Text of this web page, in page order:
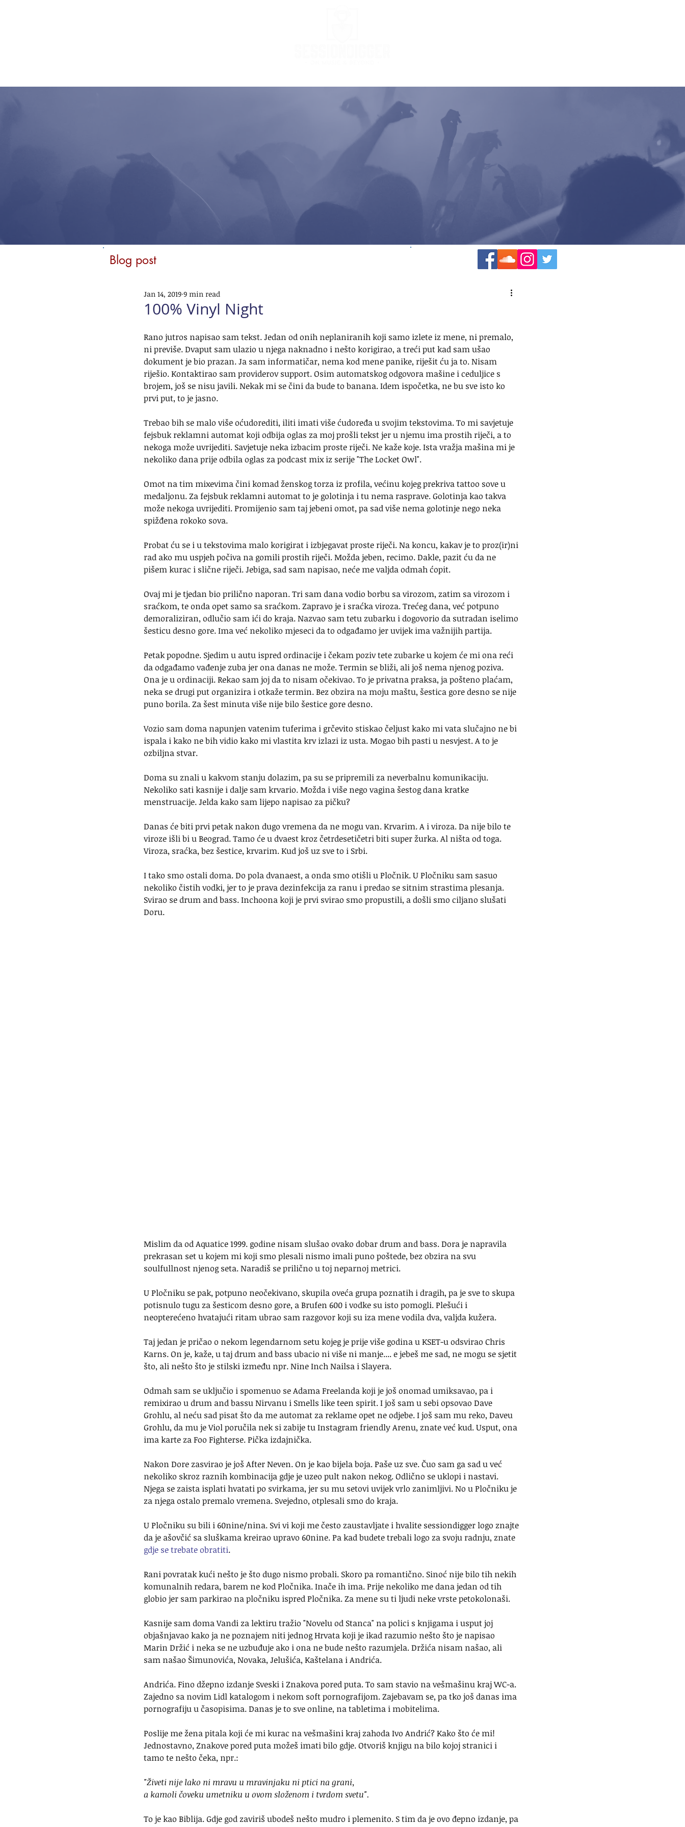
Blog post
100% Vinyl Night
Jan 14, 2019 9 min read
Rano jutros napisao sam tekst. Jedan od onih neplaniranih koji samo izlete iz mene, ni premalo,
ni previše. Dvaput sam ulazio u njega naknadno i nešto korigirao, a treći put kad sam ušao
dokument je bio prazan. Ja sam informatičar, nema kod mene panike, riješit ću ja to. Nisam
riješio. Kontaktirao sam providerov support. Osim automatskog odgovora mašine i ceduljice s
brojem, još se nisu javili. Nekak mi se čini da bude to banana. Idem ispočetka, ne bu sve isto ko
prvi put, to je jasno.
Trebao bih se malo više oćudorediti, iliti imati više ćudoređa u svojim tekstovima. To mi savjetuje
fejsbuk reklamni automat koji odbija oglas za moj prošli tekst jer u njemu ima prostih riječi, a to
nekoga može uvrijediti. Savjetuje neka izbacim proste riječi. Ne kaže koje. Ista vražja mašina mi je
nekoliko dana prije odbila oglas za podcast mix iz serije "The Locket Owl".
Omot na tim mixevima čini komad ženskog torza iz profila, većinu kojeg prekriva tattoo sove u
medaljonu. Za fejsbuk reklamni automat to je golotinja i tu nema rasprave. Golotinja kao takva
može nekoga uvrijediti. Promijenio sam taj jebeni omot, pa sad više nema golotinje nego neka
spižđena rokoko sova.
Probat ću se i u tekstovima malo korigirat i izbjegavat proste riječi. Na koncu, kakav je to proz(ir)ni
rad ako mu uspjeh počiva na gomili prostih riječi. Možda jeben, recimo. Dakle, pazit ću da ne
pišem kurac i slične riječi. Jebiga, sad sam napisao, neće me valjda odmah ćopit.
Ovaj mi je tjedan bio prilično naporan. Tri sam dana vodio borbu sa virozom, zatim sa virozom i
sraćkom, te onda opet samo sa sraćkom. Zapravo je i sraćka viroza. Trećeg dana, već potpuno
demoraliziran, odlučio sam ići do kraja. Nazvao sam tetu zubarku i dogovorio da sutradan iselimo
šesticu desno gore. Ima već nekoliko mjeseci da to odgađamo jer uvijek ima važnijih partija.
Petak popodne. Sjedim u autu ispred ordinacije i čekam poziv tete zubarke u kojem će mi ona reći
da odgađamo vađenje zuba jer ona danas ne može. Termin se bliži, ali još nema njenog poziva.
Ona je u ordinaciji. Rekao sam joj da to nisam očekivao. To je privatna praksa, ja pošteno plaćam,
neka se drugi put organizira i otkaže termin. Bez obzira na moju maštu, šestica gore desno se nije
puno borila. Za šest minuta više nije bilo šestice gore desno.
Vozio sam doma napunjen vatenim tuferima i grčevito stiskao čeljust kako mi vata slučajno ne bi
ispala i kako ne bih vidio kako mi vlastita krv izlazi iz usta. Mogao bih pasti u nesvjest. A to je
ozbiljna stvar.
Doma su znali u kakvom stanju dolazim, pa su se pripremili za neverbalnu komunikaciju.
Nekoliko sati kasnije i dalje sam krvario. Možda i više nego vagina šestog dana kratke
menstruacije. Jelda kako sam lijepo napisao za pičku?
Danas će biti prvi petak nakon dugo vremena da ne mogu van. Krvarim. A i viroza. Da nije bilo te
viroze išli bi u Beograd. Tamo će u dvaest kroz četrdesetičetri biti super žurka. Al ništa od toga.
Viroza, sraćka, bez šestice, krvarim. Kud još uz sve to i Srbi.
I tako smo ostali doma. Do pola dvanaest, a onda smo otišli u Pločnik. U Pločniku sam sasuo
nekoliko čistih vodki, jer to je prava dezinfekcija za ranu i predao se sitnim strastima plesanja.
Svirao se drum and bass. Inchoona koji je prvi svirao smo propustili, a došli smo ciljano slušati
Doru.
Mislim da od Aquatice 1999. godine nisam slušao ovako dobar drum and bass. Dora je napravila
prekrasan set u kojem mi koji smo plesali nismo imali puno poštede, bez obzira na svu
soulfullnost njenog seta. Naradiš se prilično u toj neparnoj metrici.
U Pločniku se pak, potpuno neočekivano, skupila oveća grupa poznatih i dragih, pa je sve to skupa
potisnulo tugu za šesticom desno gore, a Brufen 600 i vodke su isto pomogli. Plešući i
neopterećeno hvatajući ritam ubrao sam razgovor koji su iza mene vodila dva, valjda kužera.
Taj jedan je pričao o nekom legendarnom setu kojeg je prije više godina u KSET-u odsvirao Chris
Karns. On je, kaže, u taj drum and bass ubacio ni više ni manje.... e jebeš me sad, ne mogu se sjetit
što, ali nešto što je stilski između npr. Nine Inch Nailsa i Slayera.
Odmah sam se uključio i spomenuo se Adama Freelanda koji je još onomad umiksavao, pa i
remixirao u drum and bassu Nirvanu i Smells like teen spirit. I još sam u sebi opsovao Dave
Grohlu, al neću sad pisat što da me automat za reklame opet ne odjebe. I još sam mu reko, Daveu
Grohlu, da mu je Viol poručila nek si zabije tu Instagram friendly Arenu, znate već kud. Usput, ona
ima karte za Foo Fighterse. Pička izdajnička.
Nakon Dore zasvirao je još After Neven. On je kao bijela boja. Paše uz sve. Čuo sam ga sad u već
nekoliko skroz raznih kombinacija gdje je uzeo pult nakon nekog. Odlično se uklopi i nastavi.
Njega se zaista isplati hvatati po svirkama, jer su mu setovi uvijek vrlo zanimljivi. No u Pločniku je
za njega ostalo premalo vremena. Svejedno, otplesali smo do kraja.
U Pločniku su bili i 60nine/nina. Svi vi koji me često zaustavljate i hvalite sessiondigger logo znajte
da je ašovčić sa sluškama kreirao upravo 60nine. Pa kad budete trebali logo za svoju radnju, znate
gdje se trebate obratiti.
Rani povratak kući nešto je što dugo nismo probali. Skoro pa romantično. Sinoć nije bilo tih nekih
komunalnih redara, barem ne kod Pločnika. Inače ih ima. Prije nekoliko me dana jedan od tih
globio jer sam parkirao na pločniku ispred Pločnika. Za mene su ti ljudi neke vrste petokolonaši.
Kasnije sam doma Vandi za lektiru tražio "Novelu od Stanca" na polici s knjigama i usput joj
objašnjavao kako ja ne poznajem niti jednog Hrvata koji je ikad razumio nešto što je napisao
Marin Držić i neka se ne uzbuđuje ako i ona ne bude nešto razumjela. Držića nisam našao, ali
sam našao Šimunovića, Novaka, Jelušića, Kaštelana i Andrića.
Andrića. Fino džepno izdanje Sveski i Znakova pored puta. To sam stavio na vešmašinu kraj WC-a.
Zajedno sa novim Lidl katalogom i nekom soft pornografijom. Zajebavam se, pa tko još danas ima
pornografiju u časopisima. Danas je to sve online, na tabletima i mobitelima.
Poslije me žena pitala koji će mi kurac na vešmašini kraj zahoda Ivo Andrić? Kako što će mi!
Jednostavno, Znakove pored puta možeš imati bilo gdje. Otvoriš knjigu na bilo kojoj stranici i
tamo te nešto čeka, npr.:
"Živeti nije lako ni mravu u mravinjaku ni ptici na grani,
a kamoli čoveku umetniku u ovom složenom i tvrdom svetu".
To je kao Biblija. Gdje god zaviriš ubodeš nešto mudro i plemenito. S tim da je ovo đepno izdanje, pa